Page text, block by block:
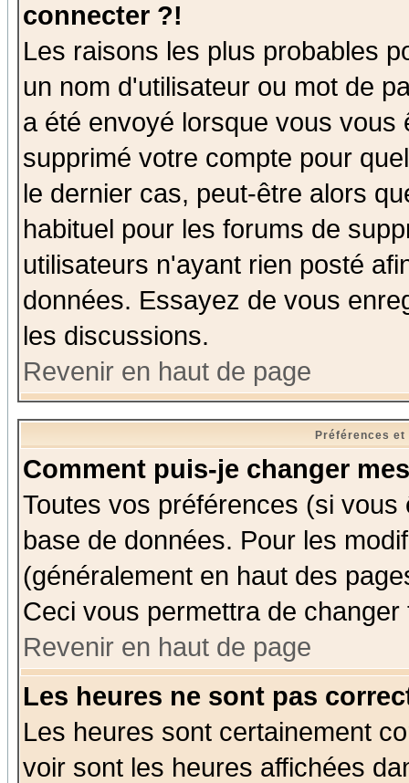
connecter ?!
Les raisons les plus probables
un nom d'utilisateur ou mot de
a été envoyé lorsque vous
supprimé votre compte pour
le dernier cas, peut-être alors
habituel pour les forums de
utilisateurs n'ayant rien posté
données. Essayez de vous
les discussions.
Revenir en haut de page
Préférences
Comment puis-je changer
Toutes vos préférences (si
base de données. Pour les
(généralement en haut des
Ceci vous permettra de
Revenir en haut de page
Les heures ne sont pas
Les heures sont certainement
voir sont les heures affichées